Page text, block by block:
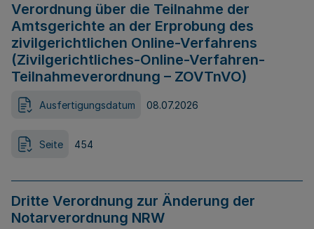
Verordnung über die Teilnahme der
Amtsgerichte an der Erprobung des
zivilgerichtlichen Online-Verfahrens
(Zivilgerichtliches-Online-Verfahren-
Teilnahmeverordnung – ZOVTnVO)
Ausfertigungsdatum 08.07.2026
Seite 454
Dritte Verordnung zur Änderung der
Notarverordnung NRW